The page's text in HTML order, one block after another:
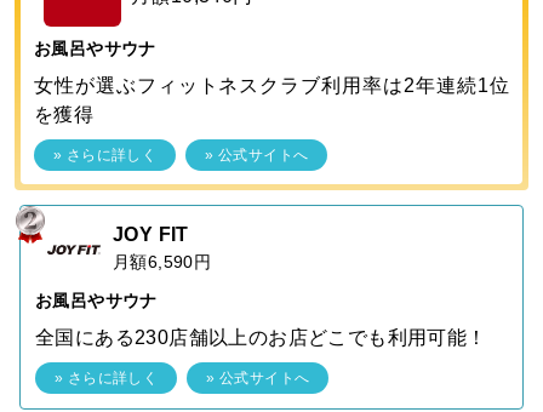
お風呂やサウナ
女性が選ぶフィットネスクラブ利用率は2年連続1位
を獲得
» さらに詳しく » 公式サイトへ
JOY FIT
月額6,590円
お風呂やサウナ
全国にある230店舗以上のお店どこでも利用可能！
» さらに詳しく » 公式サイトへ